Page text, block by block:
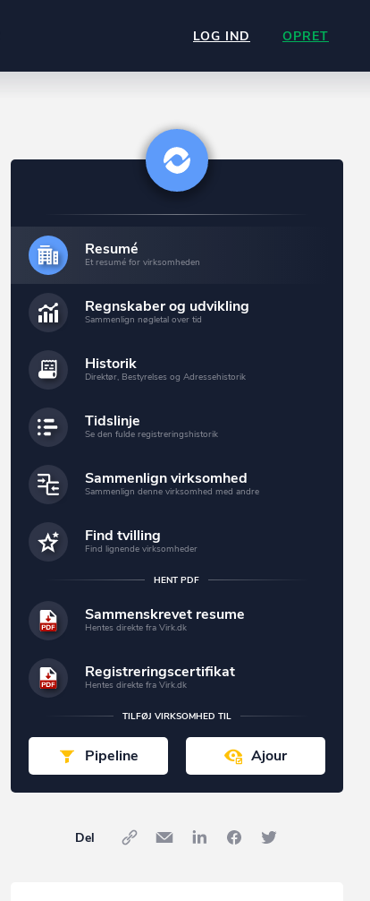
LOG IND OPRET
Resumé
Et resumé for virksomheden
Regnskaber og udvikling
Sammenlign nøgletal over tid
Historik
Direktør, Bestyrelses og Adressehistorik
Tidslinje
Se den fulde registreringshistorik
Sammenlign virksomhed
Sammenlign denne virksomhed med andre
Find tvilling
Find lignende virksomheder
HENT PDF
Sammenskrevet resume
Hentes direkte fra Virk.dk
Registreringscertifikat
Hentes direkte fra Virk.dk
TILFØJ VIRKSOMHED TIL
Pipeline Ajour
Del